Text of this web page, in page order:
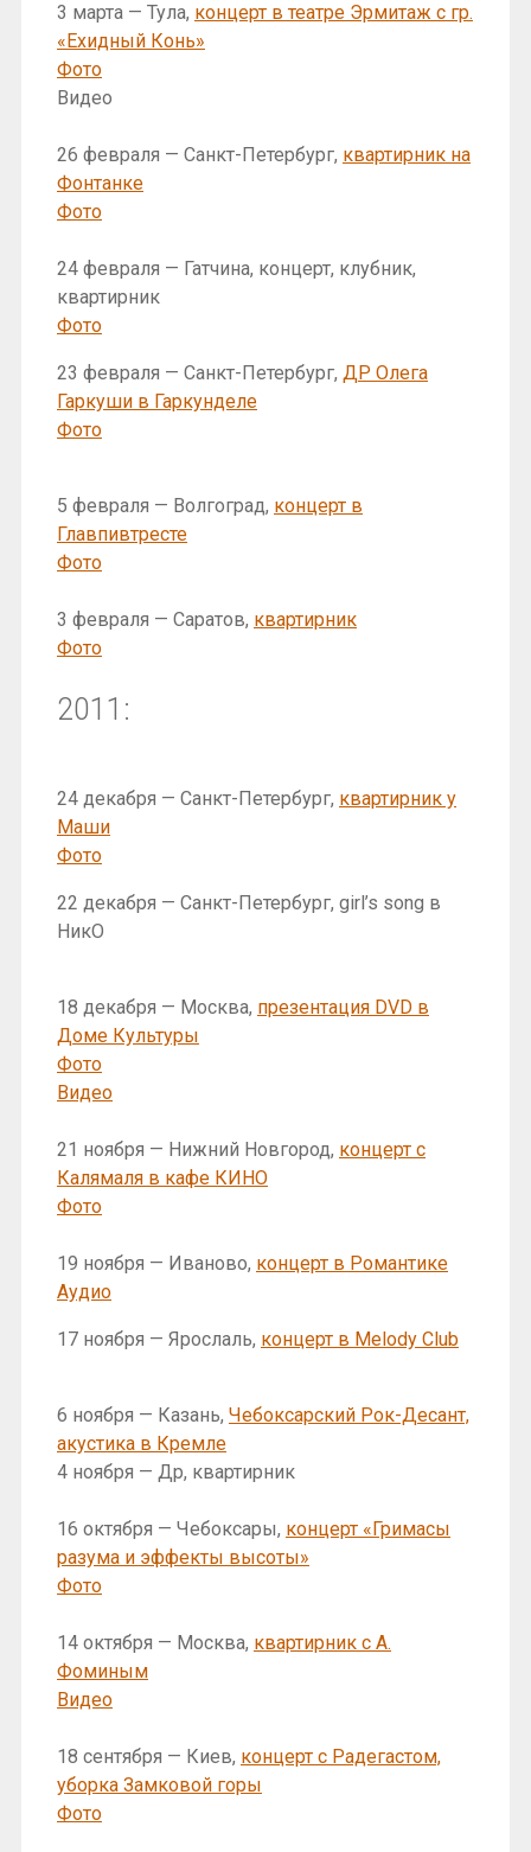
3 марта — Тула, концерт в театре Эрмитаж с гр.
«Ехидный Конь»
Фото
Видео
26 февраля — Санкт-Петербург, квартирник на
Фонтанке
Фото
24 февраля — Гатчина, концерт, клубник,
квартирник
Фото
23 февраля — Санкт-Петербург, ДР Олега
Гаркуши в Гаркунделе
Фото
5 февраля — Волгоград, концерт в
Главпивтресте
Фото
3 февраля — Саратов, квартирник
Фото
2011:
24 декабря — Санкт-Петербург, квартирник у
Маши
Фото
22 декабря — Санкт-Петербург, girl’s song в
НикО
18 декабря — Москва, презентация DVD в
Доме Культуры
Фото
Видео
21 ноября — Нижний Новгород, концерт с
Калямаля в кафе КИНО
Фото
19 ноября — Иваново, концерт в Романтике
Аудио
17 ноября — Ярослаль, концерт в Melody Club
6 ноября — Казань, Чебоксарский Рок-Десант,
акустика в Кремле
4 ноября — Др, квартирник
16 октября — Чебоксары, концерт «Гримасы
разума и эффекты высоты»
Фото
14 октября — Москва, квартирник с А.
Фоминым
Видео
18 сентября — Киев, концерт с Радегастом,
уборка Замковой горы
Фото